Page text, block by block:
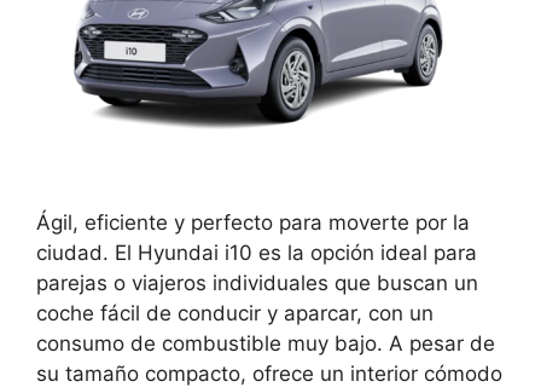
Ágil, eficiente y perfecto para moverte por la
ciudad. El Hyundai i10 es la opción ideal para
parejas o viajeros individuales que buscan un
coche fácil de conducir y aparcar, con un
consumo de combustible muy bajo. A pesar de
su tamaño compacto, ofrece un interior cómodo